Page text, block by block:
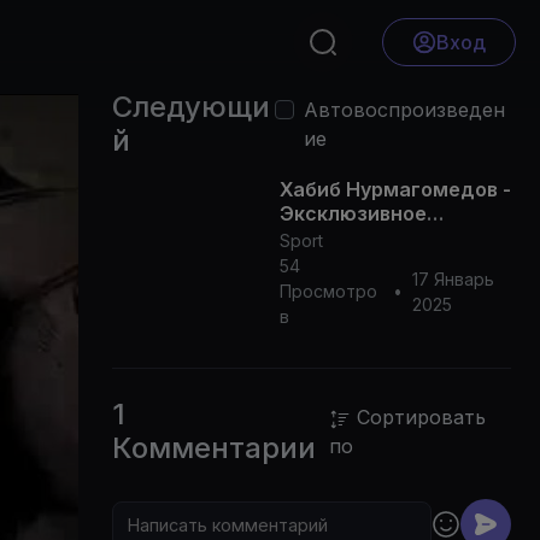
Вход
Следующи
й
Автовоспроизведен
ие
Хабиб Нурмагомедов -
Эксклюзивное
интервью в
преддверии UFC 311
Sport
54
Просмотро
в
•
17 Январь
2025
1
Комментарии
Сортировать
по